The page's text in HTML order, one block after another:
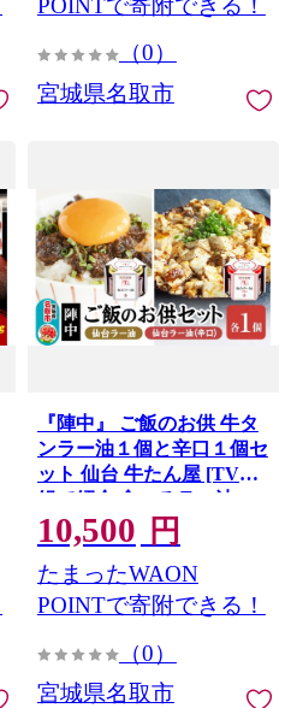
POINTで寄附できる！
（0）
宮城県名取市
『陣中』 ご飯のお供 牛タ
ンラー油１個と辛口１個セ
ット 仙台 牛たん屋 [TV番
組で紹介 食べるラー油]
10,500 円
たまったWAON
POINTで寄附できる！
（0）
宮城県名取市